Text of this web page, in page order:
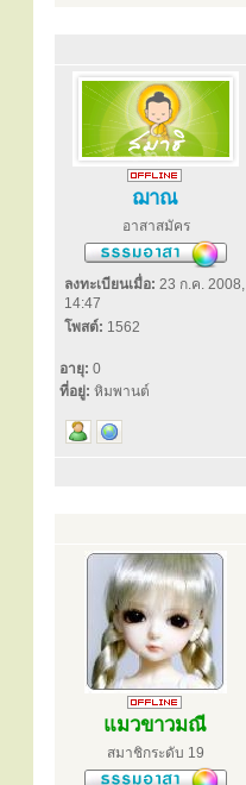
ฌาณ
อาสาสมัคร
ลงทะเบียนเมื่อ: 23 ก.ค. 2008,
14:47
โพสต์: 1562
อายุ: 0
ที่อยู่: หิมพานต์
แมวขาวมณี
สมาชิกระดับ 19